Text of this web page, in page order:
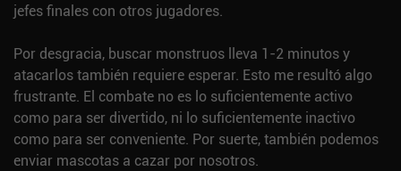
jefes finales con otros jugadores.
Por desgracia, buscar monstruos lleva 1-2 minutos y
atacarlos también requiere esperar. Esto me resultó algo
frustrante. El combate no es lo suficientemente activo
como para ser divertido, ni lo suficientemente inactivo
como para ser conveniente. Por suerte, también podemos
enviar mascotas a cazar por nosotros.